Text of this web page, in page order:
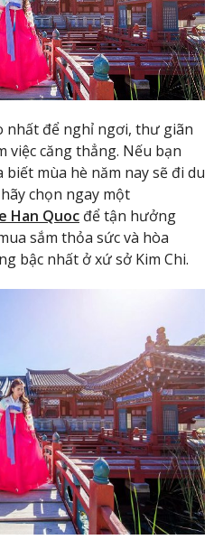
nhất để nghỉ ngơi, thư giãn
việc căng thẳng. Nếu bạn
mùa hè năm nay sẽ đi du
chọn ngay một
Han Quoc để tận hưởng
sắm thỏa sức và hòa
bậc nhất ở xứ sở Kim Chi.